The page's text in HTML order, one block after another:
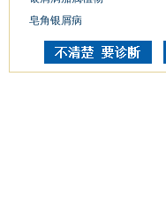
皂角银屑病